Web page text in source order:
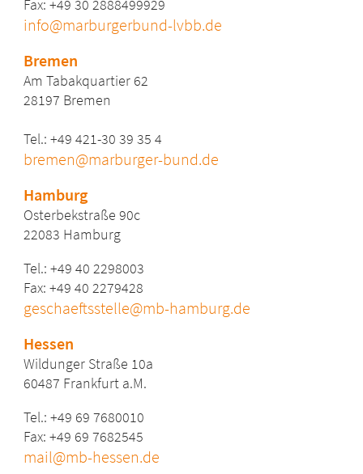
Fax: +49 302888499929
info@marburgerbund-lvbb.de
Bremen
Am Tabakquartier 62
28197 Bremen
Tel.: +49 421-30 39 35 4
bremen@marburger-bund.de
Hamburg
Osterbekstraße 90c
22083 Hamburg
Tel.: +49 40 2298003
Fax: +49 40 2279428
geschaeftsstelle@mb-hamburg.de
Hessen
Wildunger Straße 10a
60487 Frankfurt a.M.
Tel.: +49 69 7680010
Fax: +49 69 7682545
mail@mb-hessen.de